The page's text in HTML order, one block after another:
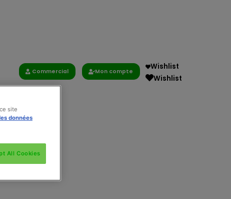
Commercial Mon compte
Wishlist
Wishlist
site
données
All Cookies